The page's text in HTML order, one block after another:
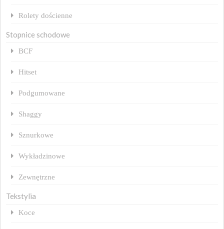
Rolety dościenne
Stopnice schodowe
BCF
Hitset
Podgumowane
Shaggy
Sznurkowe
Wykładzinowe
Zewnętrzne
Tekstylia
Koce